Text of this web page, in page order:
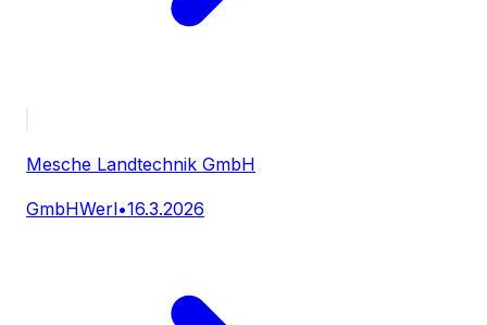
Mesche Landtechnik GmbH
GmbHWerl•16.3.2026